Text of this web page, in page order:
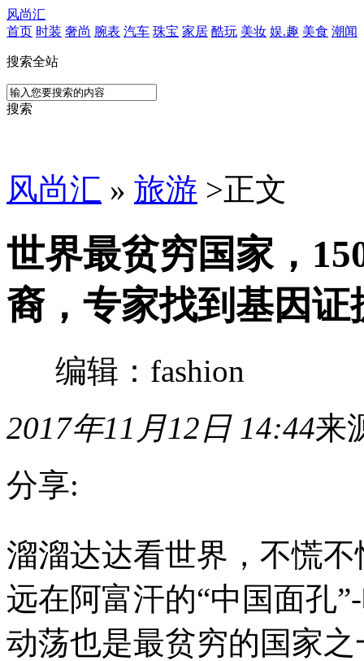
风尚汇
首页 时装 奢尚 腕表 汽车 珠宝 家居 酷玩 美妆 娱.趣 美食 潮闻
搜索全站
搜索
风尚汇 » 旅游 >正文
世界最贫穷国家，
裔，专家找到基因证
编辑：fashion
2017年11月12日 14:44来
分享:
溜
达
看
世
界，
不
溜溜达达看世界，不慌
远在阿富汗的“中国面孔
动荡也是最贫穷的国家